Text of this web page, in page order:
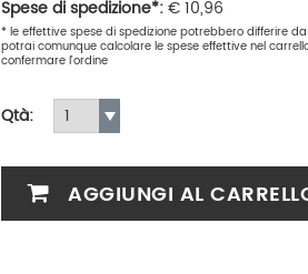
Spese di spedizione*:€10,96
* le effettive spese di spedizione potrebbero differire
potrai comunque calcolare le spese effettive nel
confermare l'ordine
Qtà:
AGGIUNGI AL